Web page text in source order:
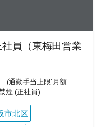
員（東梅田営業
(通勤手当上限)月額
煙 (正社員)
市北区